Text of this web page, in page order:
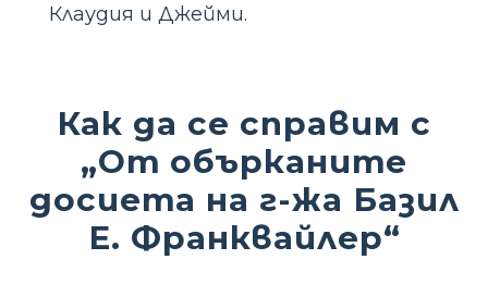
Клаудия и Джейми.
Как да се справим с
„От обърканите
досиета на г-жа Базил
Е. Франквайлер“